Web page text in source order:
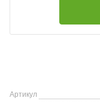
Артикул